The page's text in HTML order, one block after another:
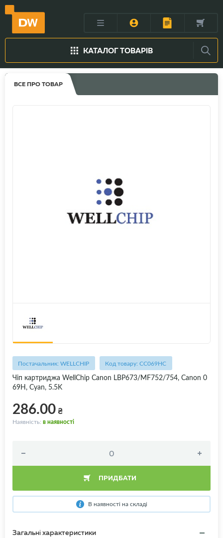
КАТАЛОГ ТОВАРІВ
ВСЕ ПРО ТОВАР
Постачальник: WELLCHIP Код товару: CC069HC
Чіп картриджа WellChip Canon LBP673/MF752/754, Canon 0
69H, Cyan, 5.5K
286.00₴
Наявність: в наявності
ПРИДБАТИ
В наявності на складі
Загальні характеристики